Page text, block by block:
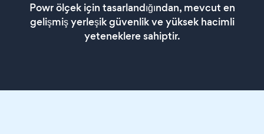
Powr ölçek için tasarlandığından, mevcut en
gelişmiş yerleşik güvenlik ve yüksek hacimli
yeteneklere sahiptir.